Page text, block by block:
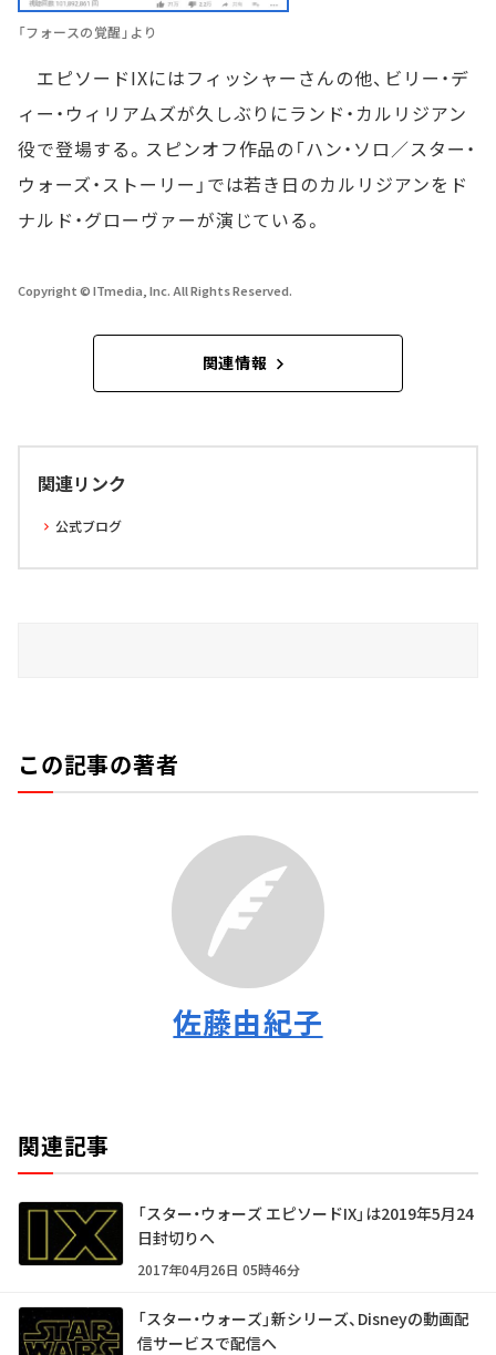
「フォースの覚醒」より
エピソードIXにはフィッシャーさんの他、ビリー・デ
ィー・ウィリアムズが久しぶりにランド・カルリジアン
役で登場する。スピンオフ作品の「ハン・ソロ／スター・
ウォーズ・ストーリー」では若き日のカルリジアンをド
ナルド・グローヴァーが演じている。
Copyright © ITmedia, Inc. All Rights Reserved.
関連情報
関連リンク
公式ブログ
この記事の著者
佐藤由紀子
関連記事
「スター・ウォーズ エピソードIX」は2019年5月24
日封切りへ
2017年04月26日 05時46分
「スター・ウォーズ」新シリーズ、Disneyの動画配
信サービスで配信へ